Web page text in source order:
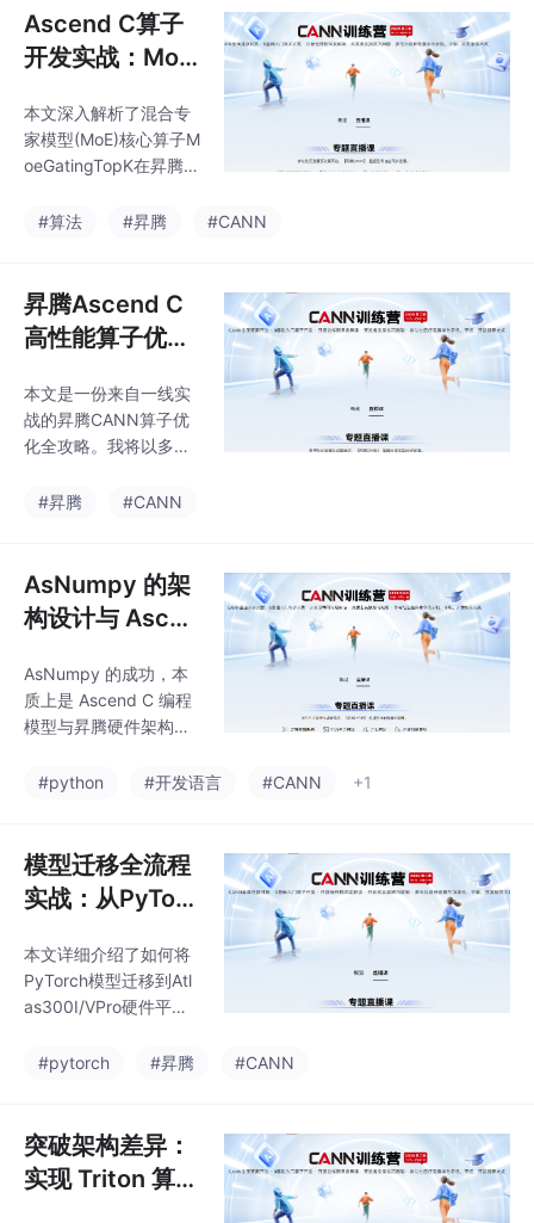
重构，我将提供
画一张完整的“藏宝
图”。第一，是昇腾CAN
N那套复杂但精密的“生
码怎么变成NPU指令，
到性能怎么调，这条线
上的每个工具都是你的
为和社区攒下的“资源
坛，这些地方藏着
Ascend C算子
开发实战：Moe
iling设计与性能
优化
本文深入解析了混合专
家模型(MoE)核心算子M
oeGatingTopK在昇腾平
针对动态序列和专家选
决方案，有效解决了计
算不规则和内存访问低
效问题。文章从架构设
调优全流程展开，重点
介绍了动态Tiling策略、
双缓冲技术、向量化优
实验数据展示了优化效
级的性
#算法 #昇腾 #CANN
昇腾Ascend C
高性能算子优
与计算墙的深度
实践
本文是一份来自一线实
战的昇腾CANN算子优
化全攻略。我将以多年
算两大核心矛盾——内
系统化攻克它们的完整
方法论。文章将彻底避
开空洞理论，聚焦于我
nsformer等大模型关键
算子时，那些真正起作
用的技术细节、踩过的
法。从性能分析定位、
重构，我将提供
#昇腾 #CANN
AsNumpy 的架
构设计与 Ascen
能：从 Python
生态到 NPU 原
革命
AsNumpy 的成功，本
质上是 Ascend C 编程
模型与昇腾硬件架构深
一套精巧的分层架构，
的执行效率（Ascend C
Kernel）做到了极佳的
平衡。核心价值：它为
供了一个“零学习成本”​
的 NPU 加速通道，是
推动 AI 计算普惠化的关
着 CANN 的全面开源，
#python #开发语言 #CANN +1
模型迁移全流程
实战：从PyTorc
异构加速
本文详细介绍了如何将
PyTorch模型迁移到Atl
as300I/VPro硬件平台
调了迁移前的准备工
后提供了七步迁移法，
涵盖环境配置、代码改
造、性能调优等关键环
#pytorch #昇腾 #CANN
突破架构差异：
实现 Triton 算子